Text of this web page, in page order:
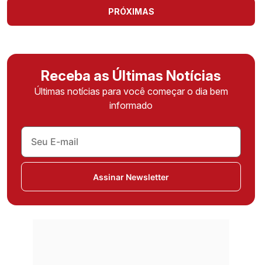
PRÓXIMAS
Receba as Últimas Notícias
Últimas notícias para você começar o dia bem
informado
Assinar Newsletter